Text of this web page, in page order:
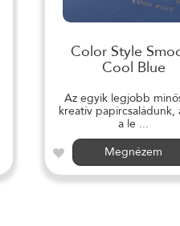
Color Style
Cool Blue
Az egyik legjobb
kreatív papírcsaládunk,
a le ...
Megnézem